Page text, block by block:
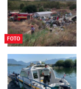
FOTO